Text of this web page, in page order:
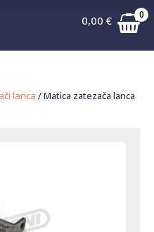
0,00 € 0
lanca / Matica zatezača lanca